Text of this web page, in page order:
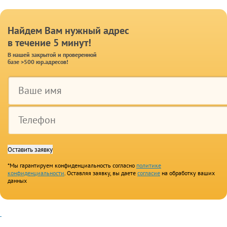
Найдем Вам нужный адрес
в течение 5 минут!
В нашей закрытой и проверенной
базе >500 юр.адресов!
*Мы гарантируем конфиденциальность согласно политике
конфиденциальности. Оставляя заявку, вы даете согласие на обработку ваших
данных